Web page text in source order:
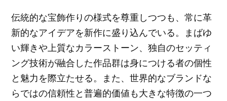
伝統的な宝飾作りの様式を尊重しつつも、常に革
新的なアイデアを新作に盛り込んでいる。まばゆ
い輝きや上質なカラーストーン、独自のセッティ
ング技術が融合した作品群は身につける者の個性
と魅力を際立たせる。また、世界的なブランドな
らではの信頼性と普遍的価値も大きな特徴の一つ